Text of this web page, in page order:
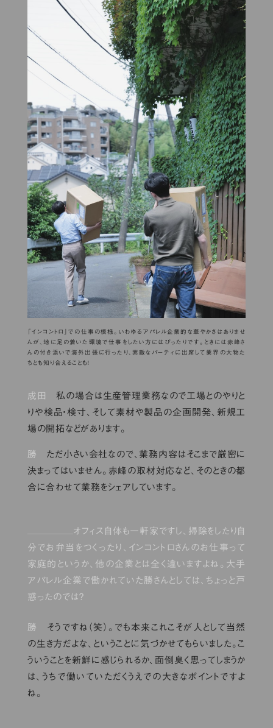
「インコントロ」での仕事の模様。いわゆるアパレル企業的な華やかさはありませ
んが、地に足の着いた環境で仕事をしたい方にはぴったりです。ときには赤峰さ
んの付き添いで海外出張に行ったり、素敵なパーティに出席して業界の大物た
ちとも知り合えることも！
成田
私の場合は生産管理業務なので工場とのやりと
りや検品・検寸、そして素材や製品の企画開発、新規工
場の開拓などがあります。
勝
ただ小さい会社なので、業務内容はそこまで厳密に
決まってはいません。赤峰の取材対応など、そのときの都
合に合わせて業務をシェアしています。
オフィス自体も一軒家ですし、掃除をしたり自
分でお弁当をつくったり、インコントロさんのお仕事って
家庭的というか、他の企業とは全く違いますよね。大手
アパレル企業で働かれていた勝さんとしては、ちょっと戸
惑ったのでは？
勝 そうですね（笑）。でも本来これこそが人として当然
の生き方だよな、ということに気づかせてもらいました。こ
ういうことを新鮮に感じられるか、面倒臭く思ってしまうか
は、うちで働いていただくうえでの大きなポイントですよ
ね。